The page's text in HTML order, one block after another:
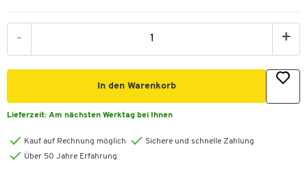
- +
In den Warenkorb
Lieferzeit: Am nächsten Werktag bei Ihnen
Kauf auf Rechnung möglich
Sichere und schnelle Zahlung
Über 50 Jahre Erfahrung